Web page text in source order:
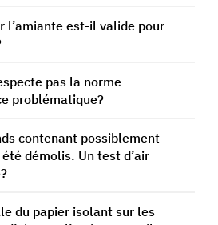
l’amiante est-il valide pour
pas la norme
problématique?
contenant possiblement
démolis. Un test d’air
du papier isolant sur les